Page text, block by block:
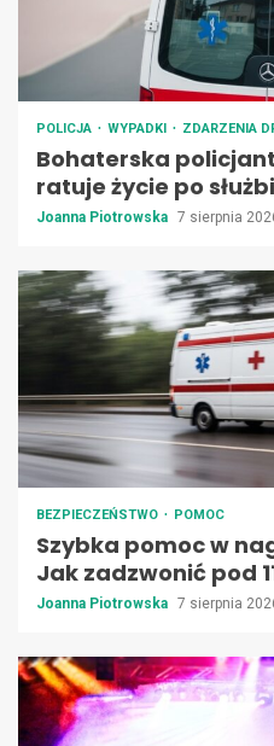
POLICJA WYPADKI ZDARZENIA
Bohaterska
ratuje życie po
Joanna Piotrowska 7 sierpnia
BEZPIECZEŃSTWO POMOC
Szybka pomoc w
Jak zadzwonić pod
Joanna Piotrowska 7 sierpnia